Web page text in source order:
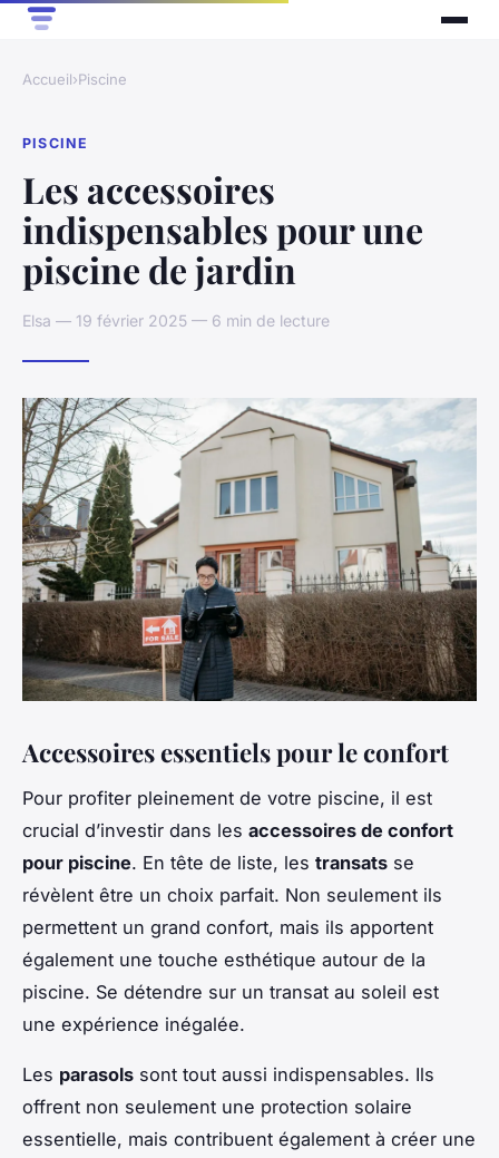
Accueil›Piscine
PISCINE
Les accessoires
indispensables pour une
piscine de jardin
Elsa — 19 février 2025 — 6 min de lecture
Accessoires essentiels pour le confort
Pour profiter pleinement de votre piscine, il est
crucial d’investir dans les accessoires de confort
pour piscine. En tête de liste, les transats se
révèlent être un choix parfait. Non seulement ils
permettent un grand confort, mais ils apportent
également une touche esthétique autour de la
piscine. Se détendre sur un transat au soleil est
une expérience inégalée.
Les parasols sont tout aussi indispensables. Ils
offrent non seulement une protection solaire
essentielle, mais contribuent également à créer une